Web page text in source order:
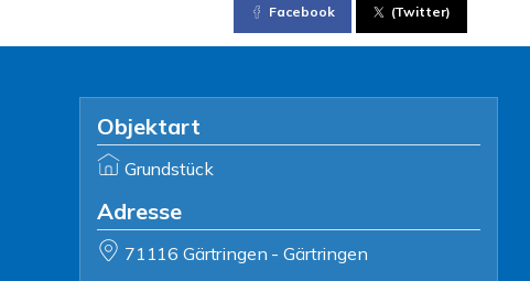
Facebook (Twitter)
Objektart
Grundstück
Adresse
71116 Gärtringen - Gärtringen